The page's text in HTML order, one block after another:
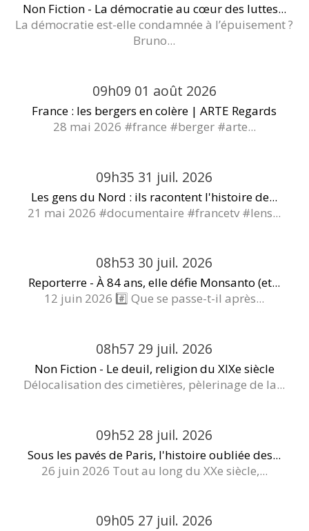
Non Fiction - La démocratie au cœur des luttes...
La démocratie est-elle condamnée à l’épuisement ?
Bruno...
09h09 01 août 2026
France : les bergers en colère | ARTE Regards
28 mai 2026 #france #berger #arte...
09h35 31 juil. 2026
Les gens du Nord : ils racontent l'histoire de...
21 mai 2026 #documentaire #francetv #lens...
08h53 30 juil. 2026
Reporterre - À 84 ans, elle défie Monsanto (et...
12 juin 2026 #️⃣ Que se passe-t-il après...
08h57 29 juil. 2026
Non Fiction - Le deuil, religion du XIXe siècle
Délocalisation des cimetières, pèlerinage de la...
09h52 28 juil. 2026
Sous les pavés de Paris, l'histoire oubliée des...
26 juin 2026 Tout au long du XXe siècle,...
09h05 27 juil. 2026